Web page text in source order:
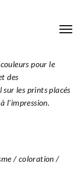
pour le
des
les prints placés
l’impression.
/ coloration /